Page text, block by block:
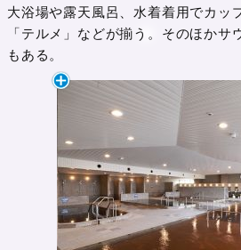
大浴場や露天風呂、水着着用でカッ
「テルメ」などが揃う。そのほかサ
もある。